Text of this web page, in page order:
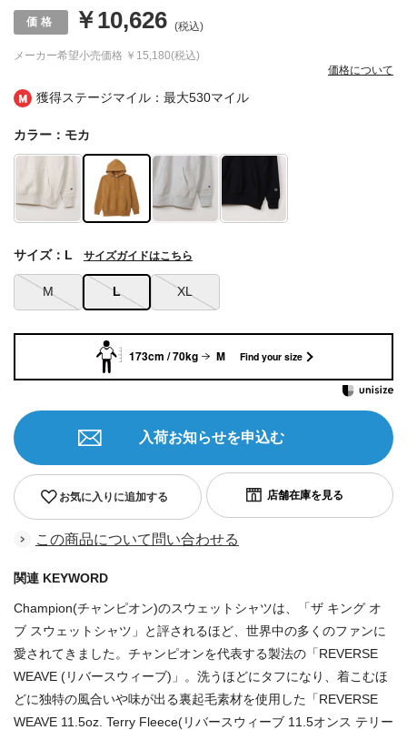
獲得ステージマイル：最大530マイル
メーカー希望小売価格 ￥15,180(税込)
￥10,626 (税込)
価格について
カラー：モカ
M L XL
サイズ：L サイズガイドはこちら
お気に入りに追加する
入荷お知らせを申込む
この商品について問い合わせる
関連 KEYWORD
Champion(チャンピオン)のスウェットシャツは、「ザ キング オ
ブ スウェットシャツ」と評されるほど、世界中の多くのファンに
愛されてきました。チャンピオンを代表する製法の「REVERSE
WEAVE (リバースウィーブ)」。洗うほどにタフになり、着こむほ
どに独特の風合いや味が出る裏起毛素材を使用した「REVERSE
WEAVE 11.5oz. Terry Fleece(リバースウィーブ 11.5オンス テリー
173cm / 70kg M Find your size